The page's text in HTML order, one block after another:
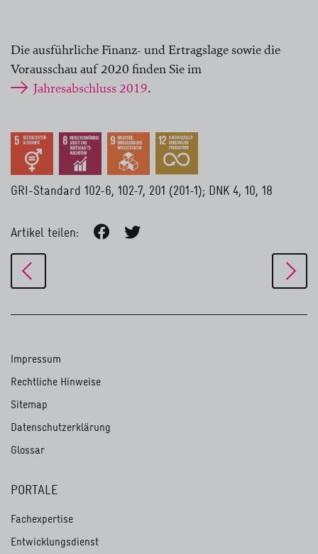
Die ausführliche Finanz- und Ertragslage sowie die
Vorausschau auf 2020 finden Sie im
Jahresabschluss 2019.
GRI-Standard 102-6, 102-7, 201 (201-1); DNK 4, 10, 18
Artikel teilen:
Impressum
Rechtliche Hinweise
Sitemap
Datenschutzerklärung
Glossar
PORTALE
Fachexpertise
Entwicklungsdienst